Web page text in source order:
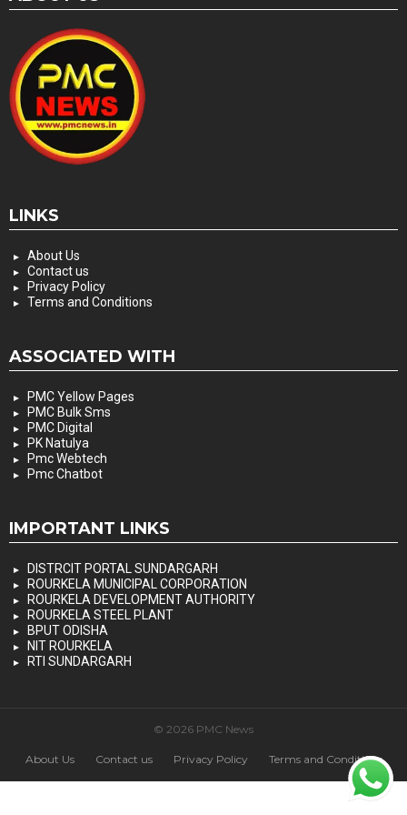
LINKS
About Us
Contact us
Privacy Policy
Terms and Conditions
ASSOCIATED WITH
PMC Yellow Pages
PMC Bulk Sms
PMC Digital
PK Natulya
Pmc Webtech
Pmc Chatbot
IMPORTANT LINKS
DISTRCIT PORTAL SUNDARGARH
ROURKELA MUNICIPAL CORPORATION
ROURKELA DEVELOPMENT AUTHORITY
ROURKELA STEEL PLANT
BPUT ODISHA
NIT ROURKELA
RTI SUNDARGARH
© 2026 PMC News
About Us Contact us Privacy Policy Terms and Conditions